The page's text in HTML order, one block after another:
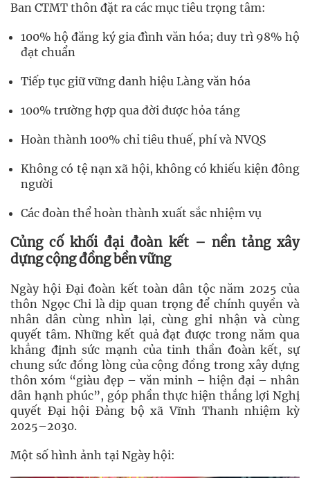
Ban CTMT thôn đặt ra các mục tiêu trọng tâm:
100% hộ đăng ký gia đình văn hóa; duy trì 98% hộ
đạt chuẩn
Tiếp tục giữ vững danh hiệu Làng văn hóa
100% trường hợp qua đời được hỏa táng
Hoàn thành 100% chỉ tiêu thuế, phí và NVQS
Không có tệ nạn xã hội, không có khiếu kiện đông
người
Các đoàn thể hoàn thành xuất sắc nhiệm vụ
Củng cố khối đại đoàn kết – nền tảng xây
dựng cộng đồng bền vững
Ngày hội Đại đoàn kết toàn dân tộc năm 2025 của
thôn Ngọc Chi là dịp quan trọng để chính quyền và
nhân dân cùng nhìn lại, cùng ghi nhận và cùng
quyết tâm. Những kết quả đạt được trong năm qua
khẳng định sức mạnh của tinh thần đoàn kết, sự
chung sức đồng lòng của cộng đồng trong xây dựng
thôn xóm “giàu đẹp – văn minh – hiện đại – nhân
dân hạnh phúc”, góp phần thực hiện thắng lợi Nghị
quyết Đại hội Đảng bộ xã Vĩnh Thanh nhiệm kỳ
2025–2030.
Một số hình ảnh tại Ngày hội: